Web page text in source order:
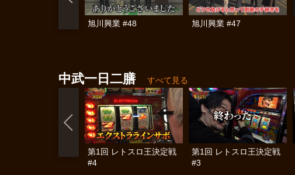
旭川興業 #48 旭川興業 #47
中武一日二膳 すべて見る
第1回 レトスロ王決定戦
#4
第1回 レトスロ王決定戦
#3